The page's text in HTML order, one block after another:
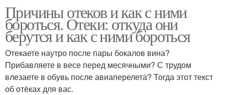
Причины отеков и как с ними
бороться. Отеки: откуда они
берутся и как с ними бороться
Отекаете наутро после пары бокалов вина?
Прибавляете в весе перед месячными? С трудом
влезаете в обувь после авиаперелета? Тогда этот текст
об отёках для вас.